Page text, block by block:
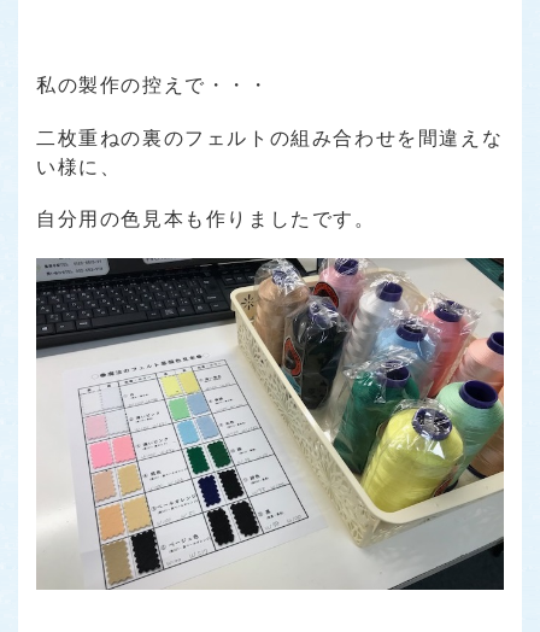
私の製作の控えで・・・
二枚重ねの裏のフェルトの組み合わせを間違えな
い様に、
自分用の色見本も作りましたです。